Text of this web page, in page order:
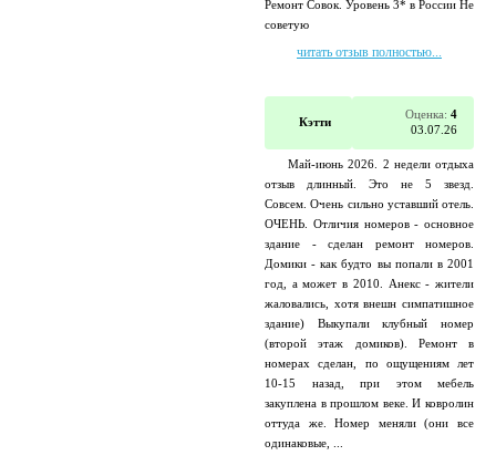
Ремонт Совок. Уровень 3* в России Не
советую
читать отзыв полностью...
Кэтти
Оценка: 4
03.07.26
Май-июнь 2026. 2 недели отдыха
отзыв длинный. Это не 5 звезд.
Совсем. Очень сильно уставший отель.
ОЧЕНЬ. Отличия номеров - основное
здание - сделан ремонт номеров.
Домики - как будто вы попали в 2001
год, а может в 2010. Анекс - жители
жаловались, хотя внешн симпатишное
здание) Выкупали клубный номер
(второй этаж домиков). Ремонт в
номерах сделан, по ощущениям лет
10-15 назад, при этом мебель
закуплена в прошлом веке. И ковролин
оттуда же. Номер меняли (они все
одинаковые, ...